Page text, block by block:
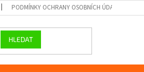
PODMÍNKY OCHRANY OSOBNÍCH ÚDAJŮ GDPR
HLEDAT